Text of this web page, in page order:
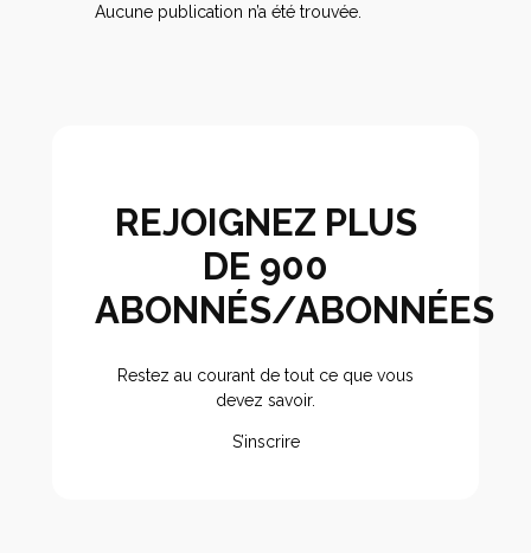
Aucune publication n’a été trouvée.
REJOIGNEZ PLUS
DE 900
ABONNÉS/ABONNÉES
Restez au courant de tout ce que vous
devez savoir.
S’inscrire